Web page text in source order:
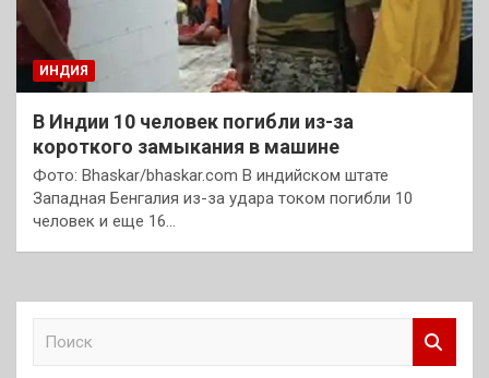
ИНДИЯ
В Индии 10 человек погибли из-за
короткого замыкания в машине
Фото: Bhaskar/bhaskar.com В индийском штате
Западная Бенгалия из-за удара током погибли 10
человек и еще 16…